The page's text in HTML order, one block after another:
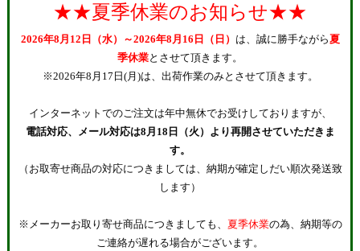
★★夏季休業のお知らせ★★
2026年8月12日（水）～2026年8月16日（日） は、誠に勝手ながら夏
季休業とさせて頂きます。
※2026年8月17日(月)は、出荷作業のみとさせて頂きます。
インターネットでのご注文は年中無休でお受けしておりますが、
電話対応、メール対応は8月18日（火）より再開させていただきま
す。
（お取寄せ商品の対応につきましては、納期が確定しだい順次発送致
します）
※メーカーお取り寄せ商品につきましても、 夏季休業の為、納期等の
ご連絡が遅れる場合がございます。